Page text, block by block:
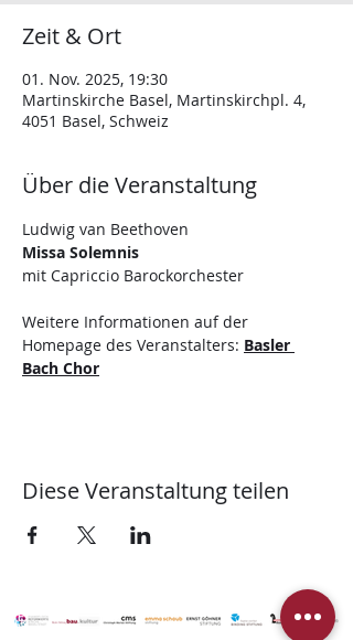
Zeit & Ort
01. Nov. 2025, 19:30
Martinskirche Basel, Martinskirchpl. 4,
4051 Basel, Schweiz
Über die Veranstaltung
Ludwig van Beethoven
Missa Solemnis
mit Capriccio Barockorchester
Weitere Informationen auf der
Homepage des Veranstalters: Basler
Bach Chor
Diese Veranstaltung teilen